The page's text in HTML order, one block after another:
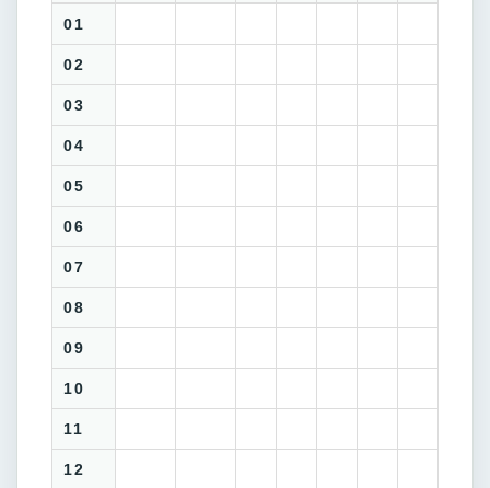
01
02
03
04
05
06
07
08
09
10
11
12